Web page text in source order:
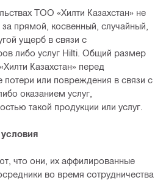
ТОО «Хилти Казахстан» не
за прямой, косвенный, случайный,
ущерб в связи с
либо услуг Hilti. Общий размер
Казахстан» перед
или повреждения в связи с
оказанием услуг,
такой продукции или услуг.
что они, их аффилированные
во время сотрудничества